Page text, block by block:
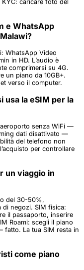
caricare foto del
e WhatsApp
WhatsApp Video
in HD. L’audio è
comprimersi su 4G.
un piano da 10GB+.
verso il computer.
usa la eSIM per la
senza WiFi —
dati disattivato —
del telefono non
per controllare
un viaggio in
del 30-50%,
di negozi. SIM fisica:
il passaporto, inserire
Roami: scegli il piano
fatto. La tua SIM resta in
come piano